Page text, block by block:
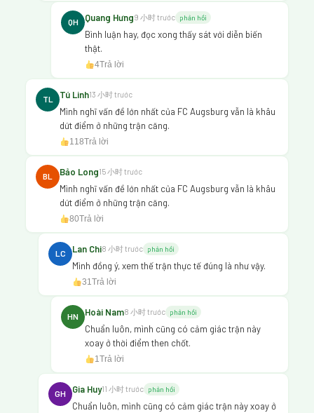
QH Quang Hưng9 小时 trước phản hồi
Bình luận hay, đọc xong thấy sát với diễn biến
thật.
4Trả lời
TL Tú Linh13 小时 trước
Mình nghĩ vấn đề lớn nhất của FC Augsburg vẫn là khâu
dứt điểm ở những trận căng.
118Trả lời
BL Bảo Long15 小时 trước
Mình nghĩ vấn đề lớn nhất của FC Augsburg vẫn là khâu
dứt điểm ở những trận căng.
80Trả lời
LC Lan Chi8 小时 trước phản hồi
Mình đồng ý, xem thế trận thực tế đúng là như vậy.
31 Trả lời
HN Hoài Nam8 小时 trước phản hồi
Chuẩn luôn, mình cũng có cảm giác trận này
xoay ở thời điểm then chốt.
1 Trả lời
GH Gia Huy11 小时 trước phản hồi
Chuẩn luôn, mình cũng có cảm giác trận này xoay ở